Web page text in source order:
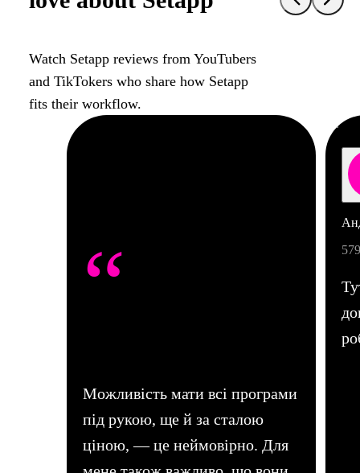
Watch Setapp reviews from YouTubers
and TikTokers who share how Setapp
fits their workflow.
“
Можливість мати всі програми
під рукою, ще й за сталою
ціною, — це неймовірно. Для